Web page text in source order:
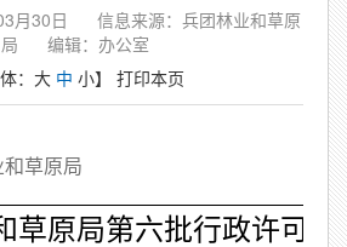
月30日
信息来源：兵团林业和草原
局
编辑：办公室
： 大 中 小】 打印本页
草原局
草原局第六批行政许可信